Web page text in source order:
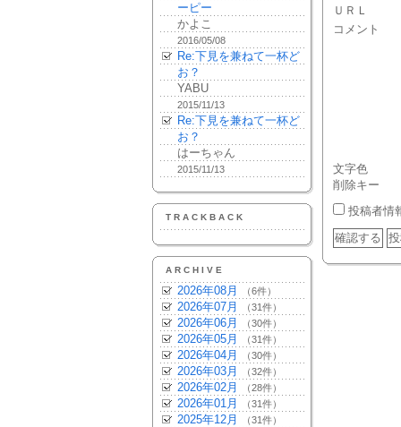
ーピー
かよこ
2016/05/08
Re:下見を兼ねて一杯ど
お？
YABU
2015/11/13
Re:下見を兼ねて一杯ど
お？
はーちゃん
2015/11/13
TRACKBACK
ARCHIVE
2026年08月 （6件）
2026年07月 （31件）
2026年06月 （30件）
2026年05月 （31件）
2026年04月 （30件）
2026年03月 （32件）
2026年02月 （28件）
2026年01月 （31件）
2025年12月 （31件）
ＵＲＬ
コメント
文字色
削除キー
投稿者情